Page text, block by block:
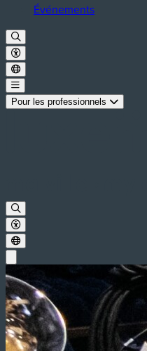
Événements
Pour les professionnels